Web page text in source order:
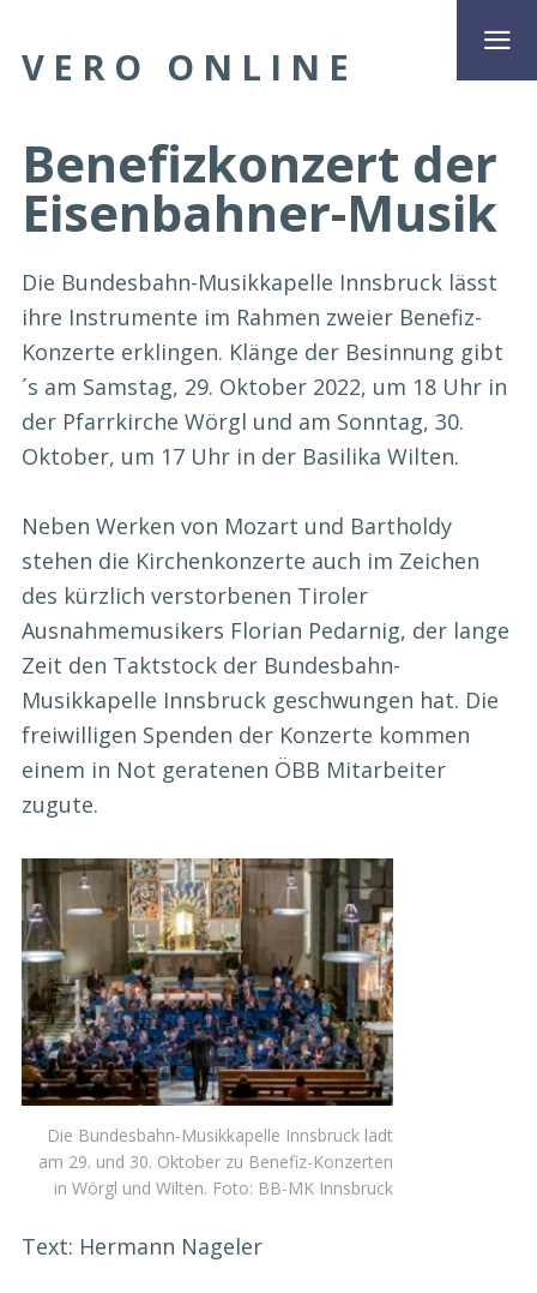
VERO ONLINE
Benefizkonzert der
Eisenbahner-Musik
Die Bundesbahn-Musikkapelle Innsbruck lässt
ihre Instrumente im Rahmen zweier Benefiz-
Konzerte erklingen. Klänge der Besinnung gibt
´s am Samstag, 29. Oktober 2022, um 18 Uhr in
der Pfarrkirche Wörgl und am Sonntag, 30.
Oktober, um 17 Uhr in der Basilika Wilten.
Neben Werken von Mozart und Bartholdy
stehen die Kirchenkonzerte auch im Zeichen
des kürzlich verstorbenen Tiroler
Ausnahmemusikers Florian Pedarnig, der lange
Zeit den Taktstock der Bundesbahn-
Musikkapelle Innsbruck geschwungen hat. Die
freiwilligen Spenden der Konzerte kommen
einem in Not geratenen ÖBB Mitarbeiter
zugute.
Die Bundesbahn-Musikkapelle Innsbruck lädt
am 29. und 30. Oktober zu Benefiz-Konzerten
in Wörgl und Wilten. Foto: BB-MK Innsbruck
Text: Hermann Nageler